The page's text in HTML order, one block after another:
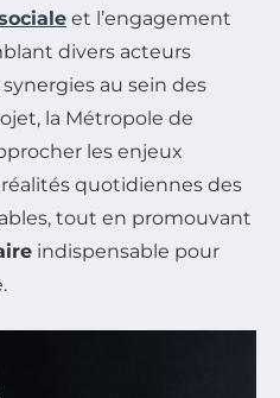
et l’engagement
divers acteurs
au sein des
la Métropole de
les enjeux
quotidiennes des
tout en promouvant
indispensable pour